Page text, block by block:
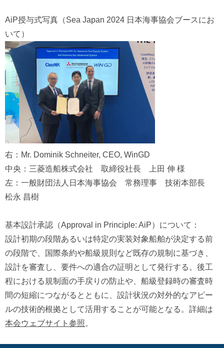
AiP授与式写真（Sea Japan 2024 日本海事協会ブースにお
いて）
右：Mr. Dominik Schneiter, CEO, WinGD
中央：三菱造船株式会社 取締役社長 上田 伸 様
左：一般財団法人日本海事協会 常務理事 技術本部⻑
松永 昌樹
基本設計承認（Approval in Principle: AiP）について：
設計初期の段階あるいは特定の実装対象船舶が決定する前
の段階で、国際条約や船級規則など既存の規制に基づき、
設計を審査し、要件への適合の証明として発行する。後工
程における規制面の手戻りの防止や、船級登録時の審査時
間の短縮につながるとともに、設計状況の対外的なアピー
ルの技術的根拠として活用することが可能となる。詳細は
本会ウェブサイト参照 。